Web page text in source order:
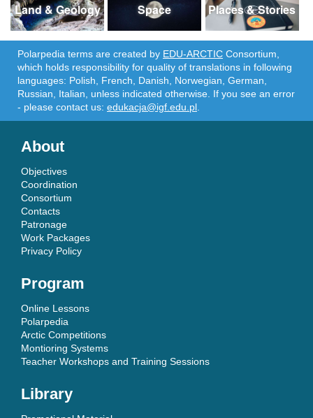
Land & Geology Space Places & Stories
Polarpedia terms are created by EDU-ARCTIC Consortium,
which holds responsibility for quality of translations in following
languages: Polish, French, Danish, Norwegian, German,
Russian, Italian, unless indicated otherwise. If you see an error
- please contact us: edukacja@igf.edu.pl
About
Objectives
Coordination
Consortium
Contacts
Patronage
Work Packages
Privacy Policy
Program
Online Lessons
Polarpedia
Arctic Competitions
Montioring Systems
Teacher Workshops and Training Sessions
Library